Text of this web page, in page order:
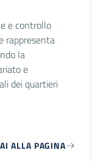
e controllo
rappresenta
la
e
dei quartieri
ALLA PAGINA